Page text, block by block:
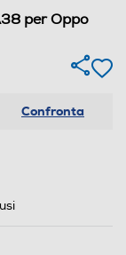
per Oppo
Confronta